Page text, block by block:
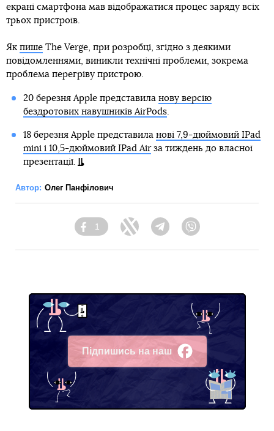
екрані смартфона мав відображатися процес заряду всіх
трьох пристроїв.
Як пише The Verge, при розробці, згідно з деякими
повідомленнями, виникли технічні проблеми, зокрема
проблема перегріву пристрою.
20 березня Apple представила нову версію
бездротових навушників AirPods.
18 березня Apple представила нові 7,9-дюймовий IPad
mini і 10,5-дюймовий IPad Airза тиждень до власної
презентації.
Автор: Олег Панфілович
Facebook
1
Twitter Telegram
Підпишись на наш
Facebook